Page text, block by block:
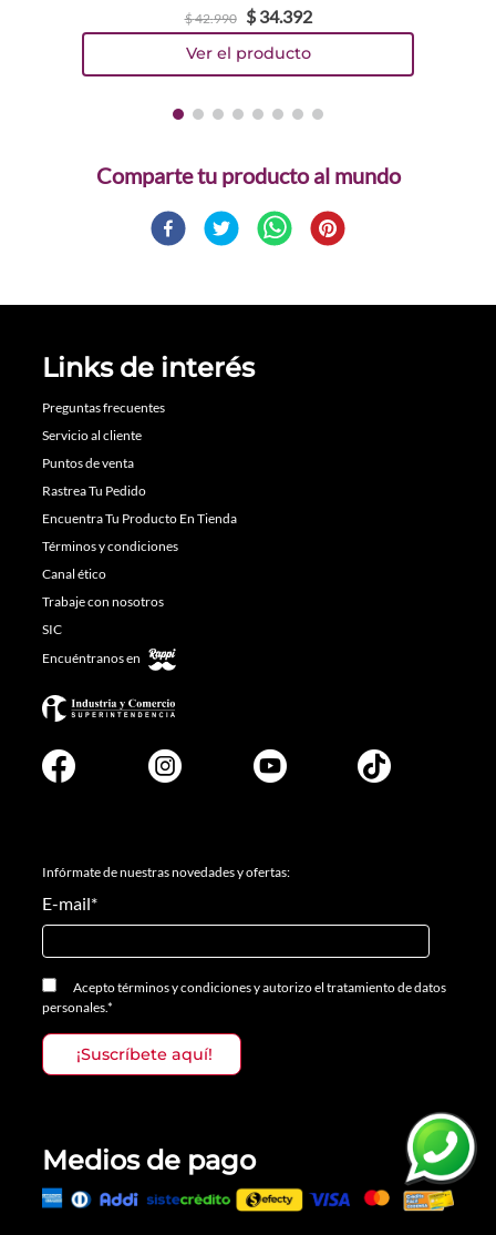
$42.990 $ 34.392
Comparte
Links de interés
Preguntas frecuentes
Servicio al cliente
Puntos de venta
Rastrea Tu Pedido
Encuentra Tu Producto En Tienda
Términos y condiciones
Canal ético
Trabaje con nosotros
SIC
Encuéntranos en
Infórmate de nuestras novedades y ofertas:
E-mail*
Aceptotérminos y condicionesyautorizo el tratamiento de datos
personales.*
Medios de pago